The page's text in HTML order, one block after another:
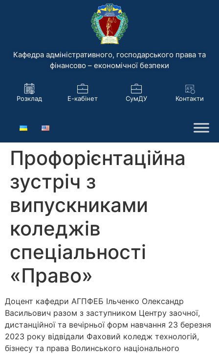
Кафедра адміністративного, господарського права та
фінансово – економічної безпеки
Розклад Е-кабінет СумДУ Контакти
Профорієнтаційна
зустріч з
випускниками
коледжів
спеціальності
«Право»
Доцент кафедри АГПФЕБ Ільченко Олександр
Васильович разом з заступником Центру заочної,
дистанційної та вечірньої форм навчання 23 березня
2023 року відвідали Фаховий коледж технологій,
бізнесу та права Волинського національного